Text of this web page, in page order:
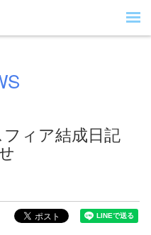
ィア結成日記